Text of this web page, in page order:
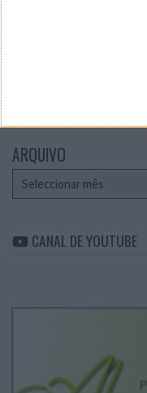
ARQUIVO
Arquivo
CANAL DE YOUTUBE